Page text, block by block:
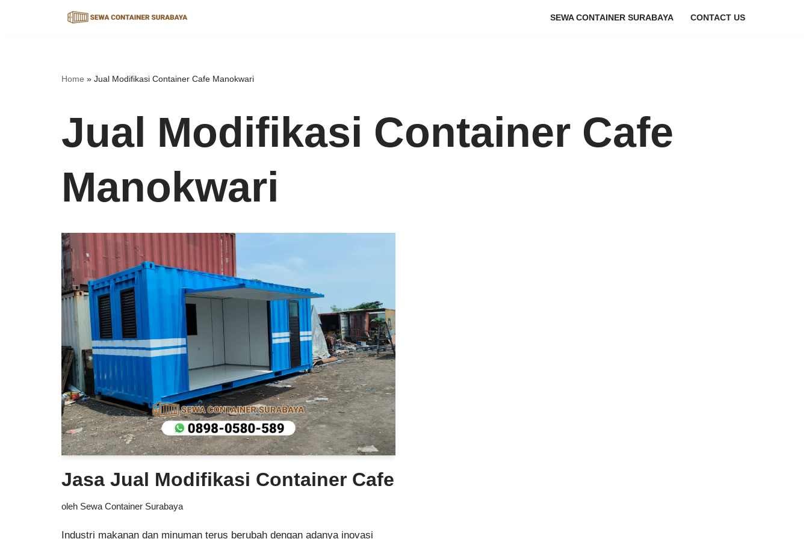
SEWA CONTAINER SURABAYA CONTACT US
Home » Jual Modifikasi Container Cafe Manokwari
Jual Modifikasi Container Cafe
Manokwari
Jasa Jual Modifikasi Container Cafe
oleh Sewa Container Surabaya
Industri makanan dan minuman terus berubah dengan adanya inovasi